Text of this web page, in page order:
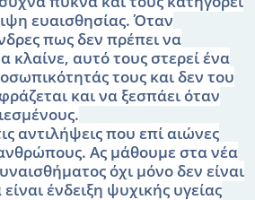
ευαισθησίας. Όταν
πως δεν πρέπει να
κλαίνε, αυτό τους στερεί ένα
τους και δεν του
και να ξεσπάει όταν
αντιλήψεις που επί αιώνες
Ας μάθουμε στα νέα
όχι μόνο δεν είναι
ένδειξη ψυχικής υγείας